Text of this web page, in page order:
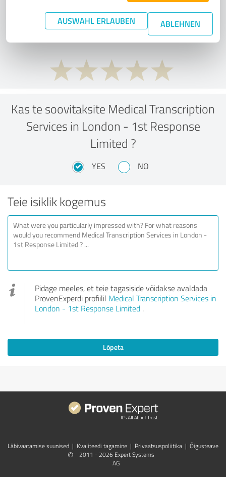
AUSWAHL ERLAUBEN ABLEHNEN
What do you think of the price to
performance ratio?
Kas te soovitaksite Medical Transcription
Services in London - 1st Response
Limited ?
YES NO
Teie isiklik kogemus
Pidage meeles, et teie tagasiside võidakse avaldada
ProvenExperdi profiilil Medical Transcription Services in
London - 1st Response Limited .
Lõpeta
Läbivaatamise suunised | Kvaliteedi tagamine | Privaatsuspoliitika | Õigusteave
©
2011 - 2026 Expert Systems
AG